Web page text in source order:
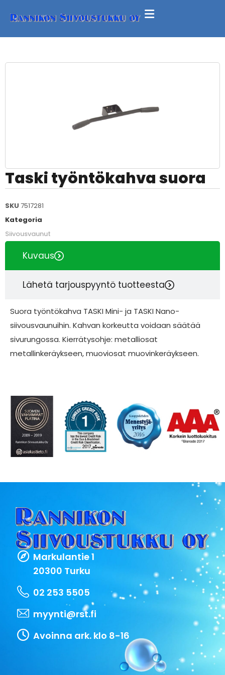
Taski työntökahva suora
SKU 7517281
Kategoria
Siivousvaunut
Kuvaus
Lähetä tarjouspyyntö tuotteesta
Suora työntökahva TASKI Mini- ja TASKI Nano-
siivousvaunuihin. Kahvan korkeutta voidaan säätää
sivurungossa. Kierrätysohje: metalliosat
metallinkeräykseen, muoviosat muovinkeräykseen.
Markulantie 1
20300 Turku
02 253 5505
myynti@rst.fi
Avoinna ark. klo 8-16